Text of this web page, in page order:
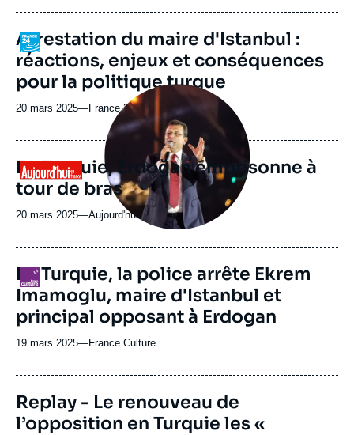
journal,
ou
émission
Logo
Arrestation du maire d'Istanbul :
réactions, enjeux et conséquences
pour la politique turque
20 mars 2025—Nom
journal,
revue
ou
émission
France 24
Logo
Image
principale
médiatique
En Turquie, Erdoğan emprisonne à
tour de bras
20 mars 2025—Nom
journal,
ou
émission
Aujourd'hui en France
Logo
En Turquie, la police arrête Ekrem
Imamoglu, maire d'Istanbul et
principal opposant à Erdogan
19 mars 2025—Nom
journal,
ou
émission
France Culture
Replay - Le renouveau de
l’opposition en Turquie les «